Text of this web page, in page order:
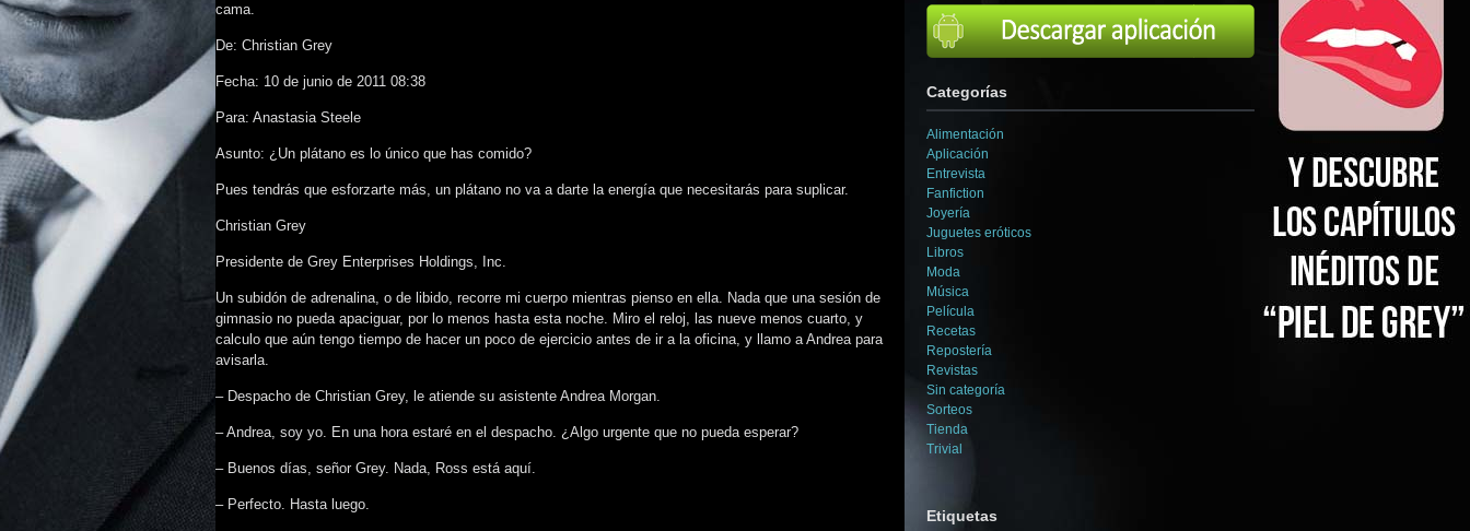
cama.
De: Christian Grey
Fecha: 10 de junio de 2011 08:38
Para: Anastasia Steele
Asunto: ¿Un plátano es lo único que has comido?
Pues tendrás que esforzarte más, un plátano no va a darte la energía que necesitarás para suplicar.
Christian Grey
Presidente de Grey Enterprises Holdings, Inc.
Un subidón de adrenalina, o de libido, recorre mi cuerpo mientras pienso en ella. Nada que una sesión de
gimnasio no pueda apaciguar, por lo menos hasta esta noche. Miro el reloj, las nueve menos cuarto, y
calculo que aún tengo tiempo de hacer un poco de ejercicio antes de ir a la oficina, y llamo a Andrea para
avisarla.
– Despacho de Christian Grey, le atiende su asistente Andrea Morgan.
– Andrea, soy yo. En una hora estaré en el despacho. ¿Algo urgente que no pueda esperar?
– Buenos días, señor Grey. Nada, Ross está aquí.
– Perfecto. Hasta luego.
Categorías
Alimentación
Aplicación
Entrevista
Fanfiction
Joyería
Juguetes eróticos
Libros
Moda
Música
Película
Recetas
Repostería
Revistas
Sin categoría
Sorteos
Tienda
Trivial
Etiquetas